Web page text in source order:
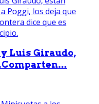
Luis Giraudo,